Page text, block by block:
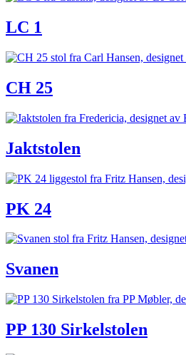
LC 1
CH 25
Jaktstolen
PK 24
Svanen
PP 130 Sirkelstolen